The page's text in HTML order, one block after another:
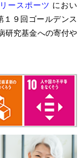
ースポーツ におい
１９回ゴールデンス
研究基金への寄付や